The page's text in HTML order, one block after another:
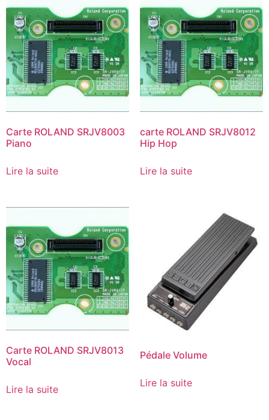
Carte ROLAND SRJV8003
Piano
Lire la suite
carte ROLAND SRJV8012
Hip Hop
Lire la suite
Carte ROLAND SRJV8013
Vocal
Lire la suite
Pédale Volume
Lire la suite